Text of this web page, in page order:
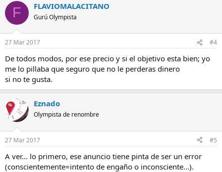
F FLAVIOMALACITANO
Gurú Olympista
27 Mar 2017 #4
De todos modos, por ese precio y si el objetivo esta bien; yo
me lo pillaba que seguro que no le perderas dinero
si no te gusta.
Eznado
Olympista de renombre
27 Mar 2017 #5
A ver... lo primero, ese anuncio tiene pinta de ser un error
(conscientemente=intento de engaño o inconsciente...).